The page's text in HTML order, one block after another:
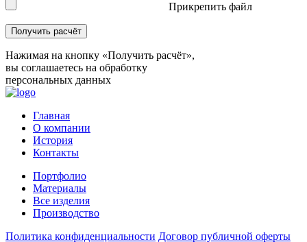
Прикрепить файл
Нажимая на кнопку «Получить расчёт»,
вы соглашаетесь на обработку
персональных данных
Главная
О компании
История
Контакты
Портфолио
Материалы
Все изделия
Производство
Политика конфиденциальности Договор публичной оферты